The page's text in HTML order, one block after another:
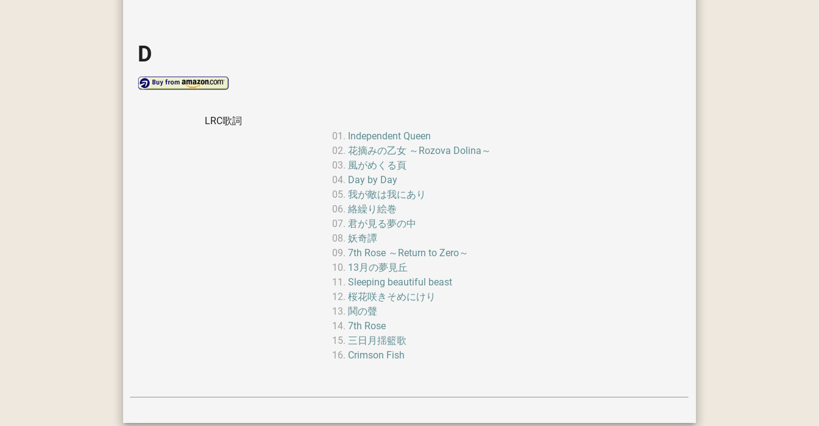
D
LRC歌詞
Independent Queen
花摘みの乙女 ～Rozova Dolina～
風がめくる頁
Day by Day
我が敵は我にあり
絡繰り絵巻
君が見る夢の中
妖奇譚
7th Rose ～Return to Zero～
13月の夢見丘
Sleeping beautiful beast
桜花咲きそめにけり
鬨の聲
7th Rose
三日月揺籃歌
Crimson Fish